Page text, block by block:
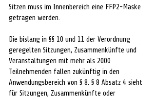
Sitzen muss im Innenbereich eine FFP2-Maske
getragen werden.
Die bislang in §§ 10 und 11 der Verordnung
geregelten Sitzungen, Zusammenkünfte und
Veranstaltungen mit mehr als 2000
Teilnehmenden fallen zukünftig in den
Anwendungsbereich von § 8. § 8 Absatz 4 sieht
für Sitzungen, Zusammenkünfte oder